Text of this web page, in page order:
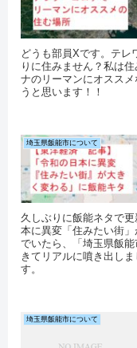
どうも部員Xです。テレ
りに住みません？私は
ナのリーマンにオスス
うと思います！！
埼玉県飯能市について
久しぶりに飯能ネタで
本に異変「住みたい街
でいたら、「埼玉県飯
きてリアルに噴き出し
す。
埼玉県飯能市について